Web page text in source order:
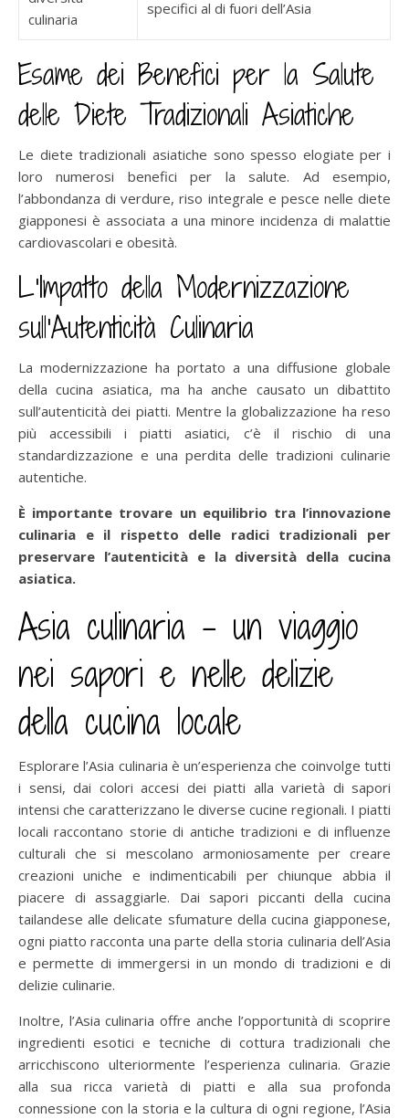
culinaria
specifici al di fuori dell’Asia
Esame dei Benefici per la Salute
delle Diete Tradizionali Asiatiche
Le diete tradizionali asiatiche sono spesso elogiate per i
loro numerosi benefici per la salute. Ad esempio,
l’abbondanza di verdure, riso integrale e pesce nelle diete
giapponesi è associata a una minore incidenza di malattie
cardiovascolari e obesità.
L’Impatto della Modernizzazione
sull’Autenticità Culinaria
La modernizzazione ha portato a una diffusione globale
della cucina asiatica, ma ha anche causato un dibattito
sull’autenticità dei piatti. Mentre la globalizzazione ha reso
più accessibili i piatti asiatici, c’è il rischio di una
standardizzazione e una perdita delle tradizioni culinarie
autentiche.
È importante trovare un equilibrio tra l’innovazione
culinaria e il rispetto delle radici tradizionali per
preservare l’autenticità e la diversità della cucina
asiatica.
Asia culinaria – un viaggio
nei sapori e nelle delizie
della cucina locale
Esplorare l’Asia culinaria è un’esperienza che coinvolge tutti
i sensi, dai colori accesi dei piatti alla varietà di sapori
intensi che caratterizzano le diverse cucine regionali. I piatti
locali raccontano storie di antiche tradizioni e di influenze
culturali che si mescolano armoniosamente per creare
creazioni uniche e indimenticabili per chiunque abbia il
piacere di assaggiarle. Dai sapori piccanti della cucina
tailandese alle delicate sfumature della cucina giapponese,
ogni piatto racconta una parte della storia culinaria dell’Asia
e permette di immergersi in un mondo di tradizioni e di
delizie culinarie.
Inoltre, l’Asia culinaria offre anche l’opportunità di scoprire
ingredienti esotici e tecniche di cottura tradizionali che
arricchiscono ulteriormente l’esperienza culinaria. Grazie
alla sua ricca varietà di piatti e alla sua profonda
connessione con la storia e la cultura di ogni regione, l’Asia